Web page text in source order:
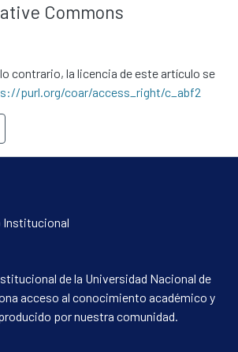
Commons
contrario, la licencia de este artículo se
purl.org/coar/access_right/c_abf2
de la Universidad Nacional de
acceso al conocimiento académico y
por nuestra comunidad.